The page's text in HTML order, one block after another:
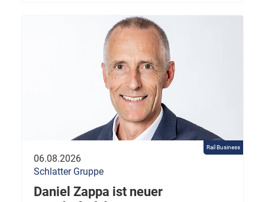
Rail Business
06.08.2026
Schlatter Gruppe
Daniel Zappa ist neuer